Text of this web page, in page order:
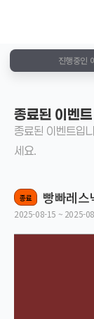
진행중인
종료된 이벤트
종료된 이벤트입
세요.
종료 빵빠레
2025-08-15 ~ 2025-